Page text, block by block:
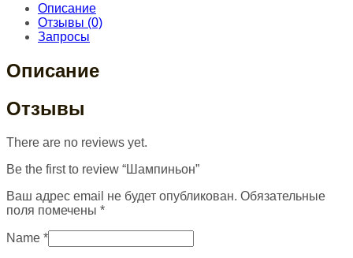
Описание
Отзывы (0)
Запросы
Описание
Отзывы
There are no reviews yet.
Be the first to review “Шампиньон”
Ваш адрес email не будет опубликован. Обязательные
поля помечены *
Name *